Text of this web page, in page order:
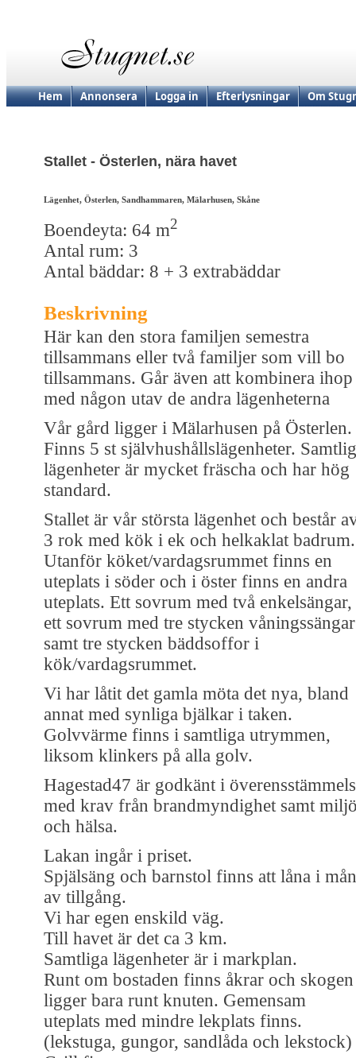
Hem Annonsera Logga in Efterlysningar Om
Stallet - Österlen, nära havet
Lägenhet, Österlen, Sandhammaren, Mälarhusen, Skåne
Boendeyta: 64 m2
Antal rum: 3
Antal bäddar: 8 + 3 extrabäddar
Beskrivning
Här kan den stora familjen semestra
tillsammans eller två familjer som vill bo
tillsammans. Går även att kombinera ihop
med någon utav de andra lägenheterna
Vår gård ligger i Mälarhusen på Österlen.
Finns 5 st självhushållslägenheter.
lägenheter är mycket fräscha och har hög
standard.
Stallet är vår största lägenhet och består
3 rok med kök i ek och helkaklat badrum.
Utanför köket/vardagsrummet finns en
uteplats i söder och i öster finns en andra
uteplats. Ett sovrum med två enkelsängar,
ett sovrum med tre stycken våningssängar
samt tre stycken bäddsoffor i
kök/vardagsrummet.
Vi har låtit det gamla möta det nya, bland
annat med synliga bjälkar i taken.
Golvvärme finns i samtliga utrymmen,
liksom klinkers på alla golv.
Hagestad47 är godkänt i
med krav från brandmyndighet samt
och hälsa.
Lakan ingår i priset.
Spjälsäng och barnstol finns att låna i mån
av tillgång.
Vi har egen enskild väg.
Till havet är det ca 3 km.
Samtliga lägenheter är i markplan.
Runt om bostaden finns åkrar och skogen
ligger bara runt knuten. Gemensam
uteplats med mindre lekplats finns.
(lekstuga, gungor, sandlåda och lekstock)